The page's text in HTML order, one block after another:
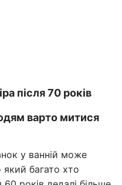
після 70 років
варто митися
у ванній може
багато хто